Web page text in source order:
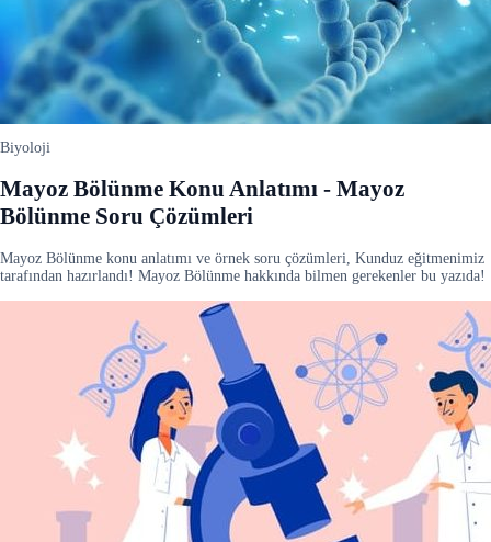
Biyoloji
Mayoz Bölünme Konu Anlatımı - Mayoz
Bölünme Soru Çözümleri
Mayoz Bölünme konu anlatımı ve örnek soru çözümleri, Kunduz eğitmenimiz
tarafından hazırlandı! Mayoz Bölünme hakkında bilmen gerekenler bu yazıda!